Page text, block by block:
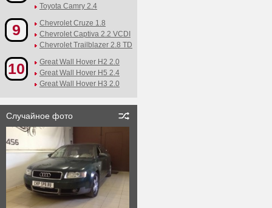
Toyota Camry 2.4
9
Chevrolet Cruze 1.8
Chevrolet Captiva 2.2 VCDI
Chevrolet Trailblazer 2.8 TD
10
Great Wall Hover H2 2.0
Great Wall Hover H5 2.4
Great Wall Hover H3 2.0
Случайное фото